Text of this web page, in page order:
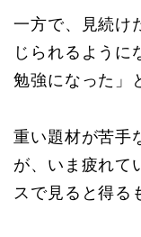
一方で、見続け
じられるように
勉強になった」
重い題材が苦手
が、いま疲れて
スで見ると得る